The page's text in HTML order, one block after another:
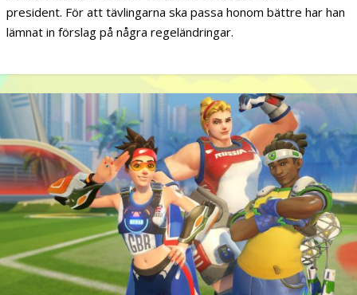
president. För att tävlingarna ska passa honom bättre har han
lämnat in förslag på några regeländringar.